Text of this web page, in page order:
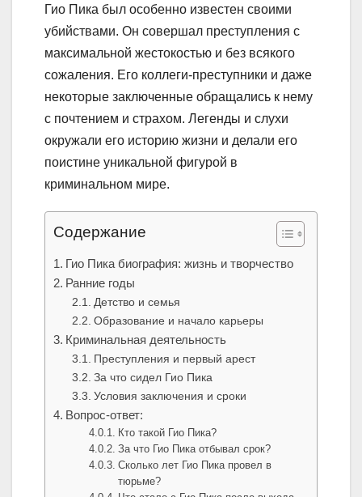
Гио Пика был особенно известен своими
убийствами. Он совершал преступления с
максимальной жестокостью и без всякого
сожаления. Его коллеги-преступники и даже
некоторые заключенные обращались к нему
с почтением и страхом. Легенды и слухи
окружали его историю жизни и делали его
поистине уникальной фигурой в
криминальном мире.
Содержание
Гио Пика биография: жизнь и творчество
Ранние годы
Детство и семья
Образование и начало карьеры
Криминальная деятельность
Преступления и первый арест
За что сидел Гио Пика
Условия заключения и сроки
Вопрос-ответ:
Кто такой Гио Пика?
За что Гио Пика отбывал срок?
Сколько лет Гио Пика провел в
тюрьме?